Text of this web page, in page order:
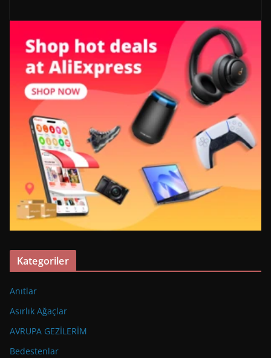
Kategoriler
Anıtlar
Asırlık Ağaçlar
AVRUPA GEZİLERİM
Bedestenlar